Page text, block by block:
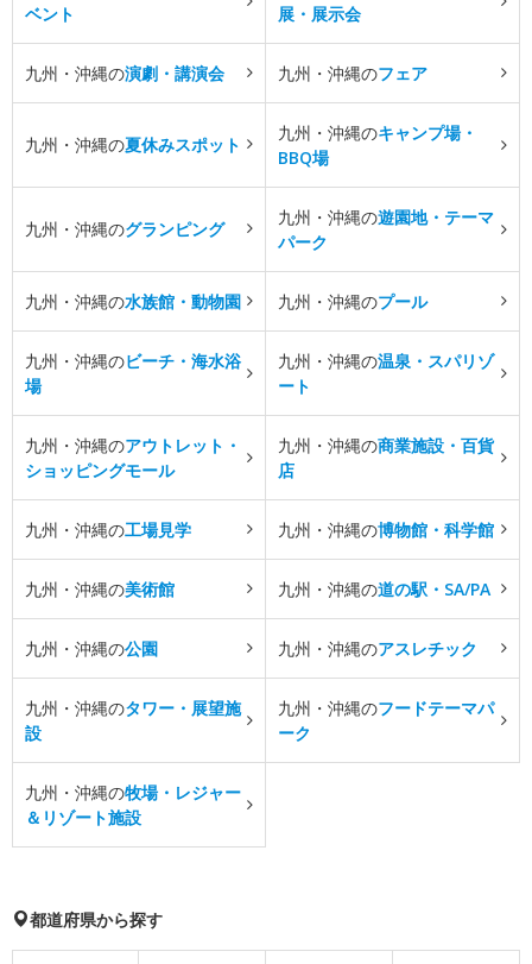
ベント 展・展示会
九州・沖縄の演劇・講演会 九州・沖縄のフェア
九州・沖縄の夏休みスポット
九州・沖縄のキャンプ場・
BBQ場
九州・沖縄のグランピング
九州・沖縄の遊園地・テーマ
パーク
九州・沖縄の水族館・動物園 九州・沖縄のプール
九州・沖縄のビーチ・海水浴
場
九州・沖縄の温泉・スパリゾ
ート
九州・沖縄のアウトレット・
ショッピングモール
九州・沖縄の商業施設・百貨
店
九州・沖縄の工場見学 九州・沖縄の博物館・科学館
九州・沖縄の美術館 九州・沖縄の道の駅・SA/PA
九州・沖縄の公園 九州・沖縄のアスレチック
九州・沖縄のタワー・展望施
設
九州・沖縄のフードテーマパ
ーク
九州・沖縄の牧場・レジャー
＆リゾート施設
都道府県から探す